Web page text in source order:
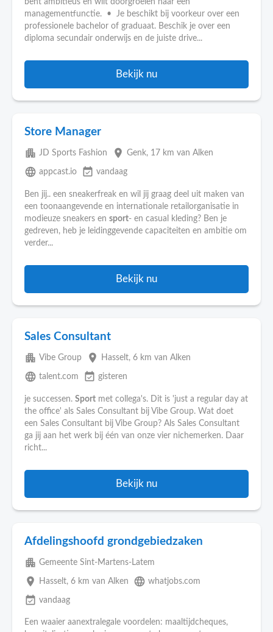
bent ambitieus en wilt doorgroeien naar een
managementfunctie. • Je beschikt bij voorkeur over een
professionele bachelor of graduaat. Beschik je over een
diploma secundair onderwijs en de juiste drive...
Bekijk nu
Store Manager
apartment JD Sports Fashion place Genk, 17 km van Alken
language appcast.io event_available vandaag
Ben jij.. een sneakerfreak en wil jij graag deel uit maken van
een toonaangevende en internationale retailorganisatie in
modieuze sneakers en sport- en casual kleding? Ben je
gedreven, heb je leidinggevende capaciteiten en ambitie om
verder...
Bekijk nu
Sales Consultant
apartment Vibe Group place Hasselt, 6 km van Alken
language talent.com event_available gisteren
je successen. Sport met collega's. Dit is 'just a regular day at
the office' als Sales Consultant bij Vibe Group. Wat doet
een Sales Consultant bij Vibe Group? Als Sales Consultant
ga jij aan het werk bij één van onze vier nichemerken. Daar
richt...
Bekijk nu
Afdelingshoofd grondgebiedzaken
apartment Gemeente Sint-Martens-Latem
place Hasselt, 6 km van Alken language whatjobs.com
event_available vandaag
Een waaier aanextralegale voordelen: maaltijdcheques,